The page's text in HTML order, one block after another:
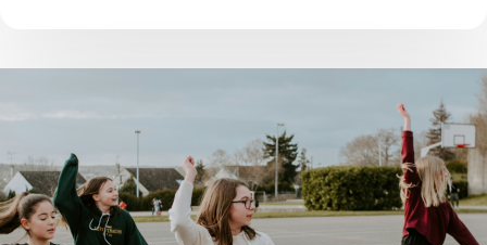
media liggen en hoe je ervoor kan zorgen dat ze
vooral een positieve invloed hebben op jongeren.